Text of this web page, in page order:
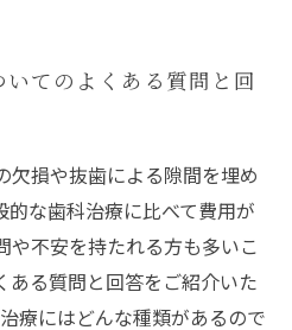
てのよくある質問と回
欠損や抜歯による隙間を埋め
的な歯科治療に比べて費用が
や不安を持たれる方も多いこ
ある質問と回答をご紹介いた
療にはどんな種類があるので